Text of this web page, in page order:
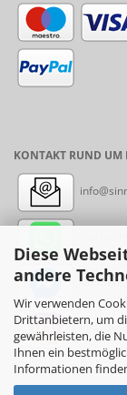
Diese
andere
Wir verwenden
Drittanbietern, um
gewährleisten, die
Ihnen ein
Informationen
KONTAKT RUND UM